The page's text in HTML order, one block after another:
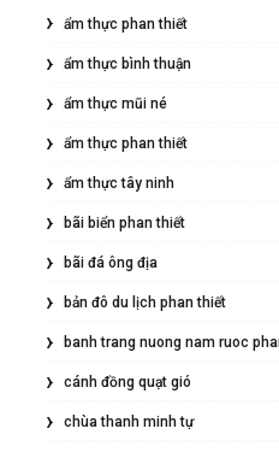
ẩm thực phan thiết
ẩm thực bình thuận
ẩm thực mũi né
ẩm thực phan thiết
ẩm thực tây ninh
bãi biển phan thiết
bãi đá ông địa
bản đô du lịch phan thiết
banh trang nuong nam ruoc
cánh đồng quạt gió
chùa thanh minh tự